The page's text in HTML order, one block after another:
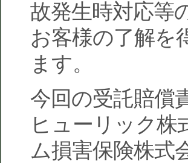
故発生時対応等
お客様の了解を
ます。
今回の受託賠償
ヒューリック株
ム損害保険株式